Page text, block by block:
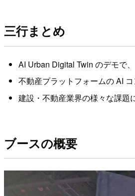
三行まとめ
AI Urban Digital Twin のデモで
不動産プラットフォームの AI
建設・不動産業界の様々な課題
ブースの概要